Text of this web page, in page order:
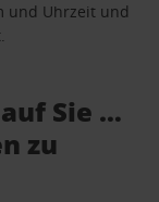
und Uhrzeit und
Sie …
zu